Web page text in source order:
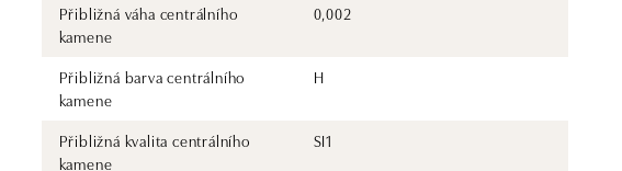
Přibližná váha centrálního
kamene
0,002
Přibližná barva centrálního
kamene
H
Přibližná kvalita centrálního
kamene
SI1